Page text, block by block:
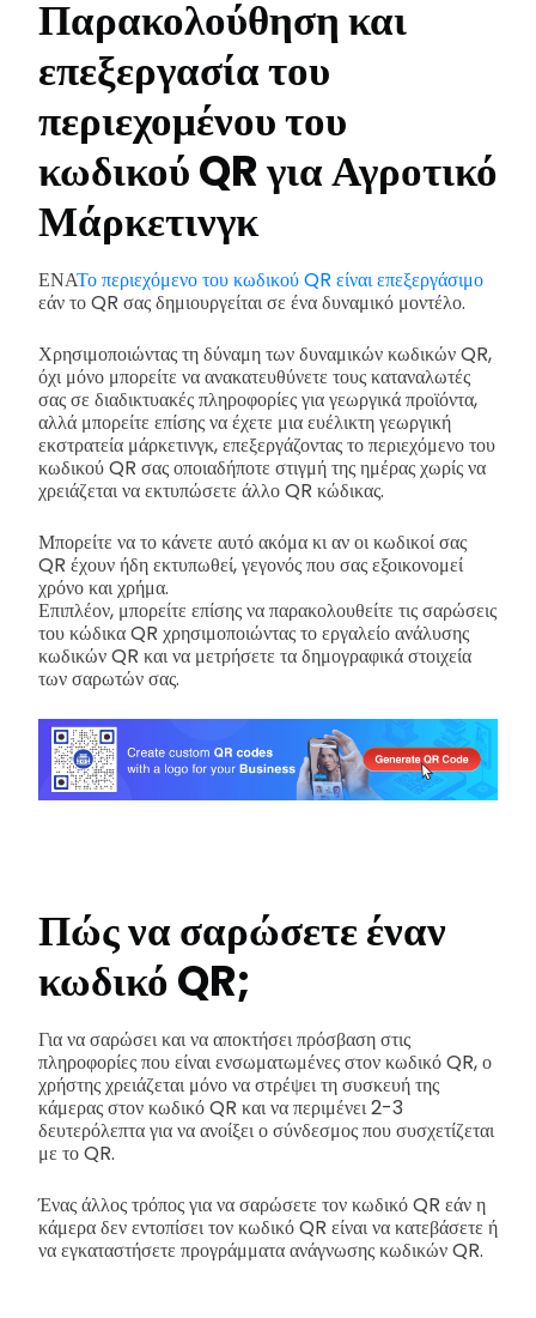
Παρακολούθηση και
επεξεργασία του
περιεχομένου του
κωδικού QR για Αγροτικό
Μάρκετινγκ
ΕΝΑΤο περιεχόμενο του κωδικού QR είναι επεξεργάσιμο
εάν το QR σας δημιουργείται σε ένα δυναμικό μοντέλο.
Χρησιμοποιώντας τη δύναμη των δυναμικών κωδικών QR,
όχι μόνο μπορείτε να ανακατευθύνετε τους καταναλωτές
σας σε διαδικτυακές πληροφορίες για γεωργικά προϊόντα,
αλλά μπορείτε επίσης να έχετε μια ευέλικτη γεωργική
εκστρατεία μάρκετινγκ, επεξεργάζοντας το περιεχόμενο του
κωδικού QR σας οποιαδήποτε στιγμή της ημέρας χωρίς να
χρειάζεται να εκτυπώσετε άλλο QR κώδικας.
Μπορείτε να το κάνετε αυτό ακόμα κι αν οι κωδικοί σας
QR έχουν ήδη εκτυπωθεί, γεγονός που σας εξοικονομεί
χρόνο και χρήμα.
Επιπλέον, μπορείτε επίσης να παρακολουθείτε τις σαρώσεις
του κώδικα QR χρησιμοποιώντας το εργαλείο ανάλυσης
κωδικών QR και να μετρήσετε τα δημογραφικά στοιχεία
των σαρωτών σας.
Πώς να σαρώσετε έναν
κωδικό QR;
Για να σαρώσει και να αποκτήσει πρόσβαση στις
πληροφορίες που είναι ενσωματωμένες στον κωδικό QR, ο
χρήστης χρειάζεται μόνο να στρέψει τη συσκευή της
κάμερας στον κωδικό QR και να περιμένει 2-3
δευτερόλεπτα για να ανοίξει ο σύνδεσμος που συσχετίζεται
με το QR.
Ένας άλλος τρόπος για να σαρώσετε τον κωδικό QR εάν η
κάμερα δεν εντοπίσει τον κωδικό QR είναι να κατεβάσετε ή
να εγκαταστήσετε προγράμματα ανάγνωσης κωδικών QR.